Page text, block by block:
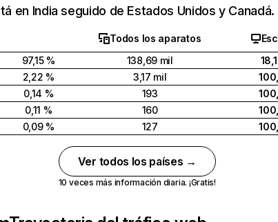
en India seguido de Estados Unidos y Canadá.
Todos los aparatos
97,15 % 138,69 mil
2,22 % 3,17 mil
0,14 % 193
0,11 % 160
0,09 % 127
Ver todos los países →
10 veces más información diaria. ¡Gratis!